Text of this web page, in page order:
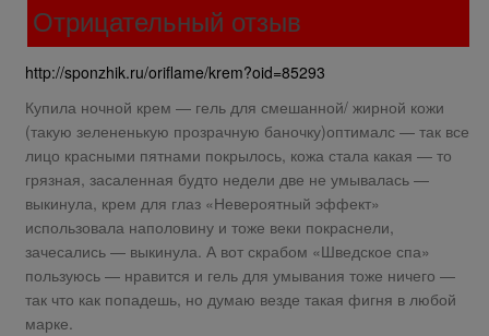
Отрицательный отзыв
http://sponzhik.ru/oriflame/krem?oid=85293
Купила ночной крем — гель для смешанной/ жирной кожи
(такую зелененькую прозрачную баночку)оптималс — так все
лицо красными пятнами покрылось, кожа стала какая — то
грязная, засаленная будто недели две не умывалась —
выкинула, крем для глаз «Невероятный эффект»
использовала наполовину и тоже веки покраснели,
зачесались — выкинула. А вот скрабом «Шведское спа»
пользуюсь — нравится и гель для умывания тоже ничего —
так что как попадешь, но думаю везде такая фигня в любой
марке.